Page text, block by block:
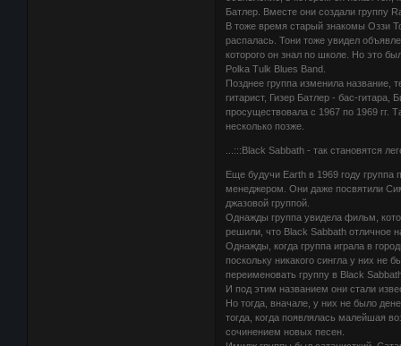
Батлер. Вместе они создали группу
В тоже время старый знакомы Оззи
распалась. Тони тоже увидел
которого он знал по школе. Но это
Polka Tulk Blues Band.
Позднее группа изменила название,
гитарист, Гизер Батлер - бас-
просуществовала с 1967 по 1969 гг.
несколько позже.
...:::Black Sabbath - так становятся
Еще будучи Earth в 1969 году
менеджером. Они даже посвятили
джазовой группой.
Однажды группа увидела фильм,
решили, что Black Sabbath отличное
Однажды, когда группа играла в
поскольку никакого сингла у них не
переименовать группу в Black
И под этим названием они стали
Но тогда, вначале, у них не было
тогда, когда появлялась малейшая
сочинением новых песен.